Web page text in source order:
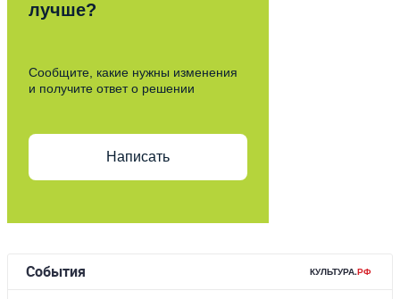
лучше?
Сообщите, какие нужны изменения
и получите ответ о решении
Написать